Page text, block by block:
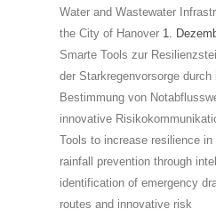
Water and Wastewater
the City of Hanover 1.
Smarte Tools zur
der Starkregenvorsorge durch
Bestimmung von
innovative
Tools to increase resilience in
rainfall prevention through
identification of emergency
routes and innovative risk